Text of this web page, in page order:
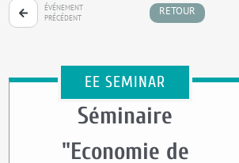
ÉVÉNEMENT
PRÉCÉDENT
RETOUR
EE SEMINAR
Séminaire
"Economie de